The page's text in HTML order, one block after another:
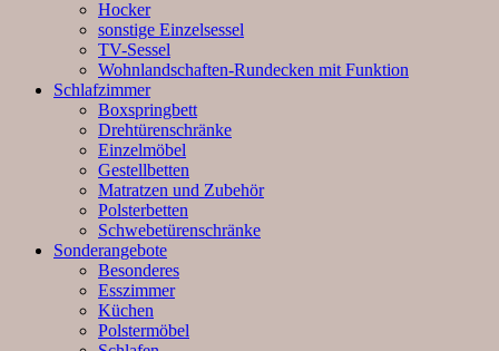
Hocker
sonstige Einzelsessel
TV-Sessel
Wohnlandschaften-Rundecken mit Funktion
Schlafzimmer
Boxspringbett
Drehtürenschränke
Einzelmöbel
Gestellbetten
Matratzen und Zubehör
Polsterbetten
Schwebetürenschränke
Sonderangebote
Besonderes
Esszimmer
Küchen
Polstermöbel